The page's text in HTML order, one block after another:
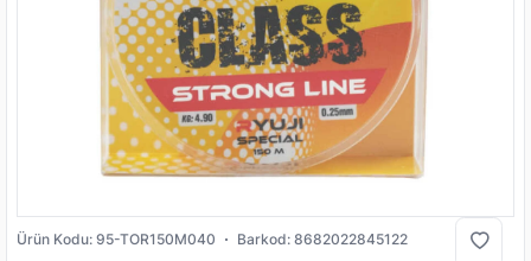
Ürün Kodu: 95-TOR150M040 Barkod: 8682022845122